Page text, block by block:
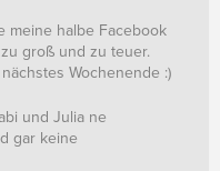
meine halbe Facebook
groß und zu teuer.
Wochenende :)
und Julia ne
gar keine